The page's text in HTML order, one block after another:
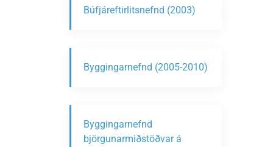
Búfjáreftirlitsnefnd (2003)
Byggingarnefnd (2005-2010)
Byggingarnefnd
björgunarmiðstöðvar á